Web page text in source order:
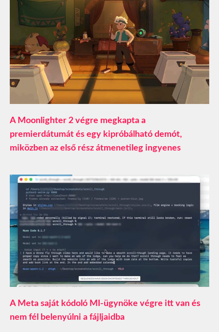
A Moonlighter 2 végre megkapta a
premierdátumát és egy kipróbálható demót,
miközben az első rész átmenetileg ingyenes
A Meta saját kódoló MI-ügynöke végre itt van és
nem fél belenyúlni a fájljaidba